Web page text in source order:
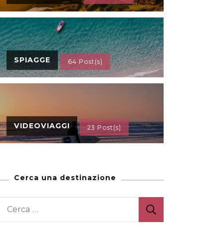
SPIAGGE 64 Post(s)
VIDEOVIAGGI 23 Post(s)
Cerca una destinazione
Ricerca